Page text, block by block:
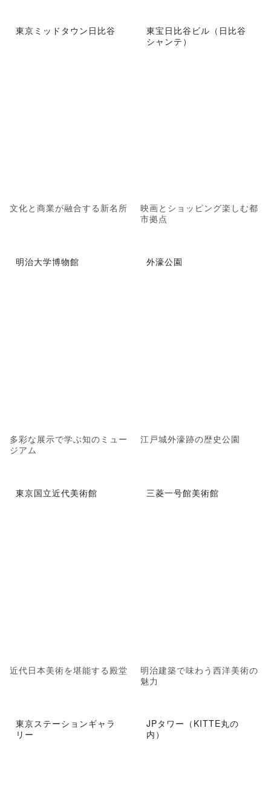
東京ミッドタウン日比谷
文化と商業が融合する新名所
東宝日比谷ビル（日比谷
シャンテ）
映画とショッピング楽しむ都
市拠点
明治大学博物館
多彩な展示で学ぶ知のミュー
ジアム
外濠公園
江戸城外濠跡の歴史公園
東京国立近代美術館
近代日本美術を堪能する殿堂
三菱一号館美術館
明治建築で味わう西洋美術の
魅力
東京ステーションギャラ
リー
JPタワー（KITTE丸の
内）